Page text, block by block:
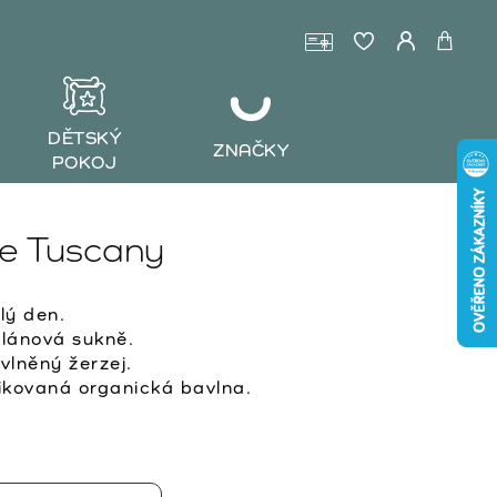
DĚTSKÝ
POKOJ
ZNAČKY
Tuscany
den.
sukně.
žerzej.
organická bavlna.